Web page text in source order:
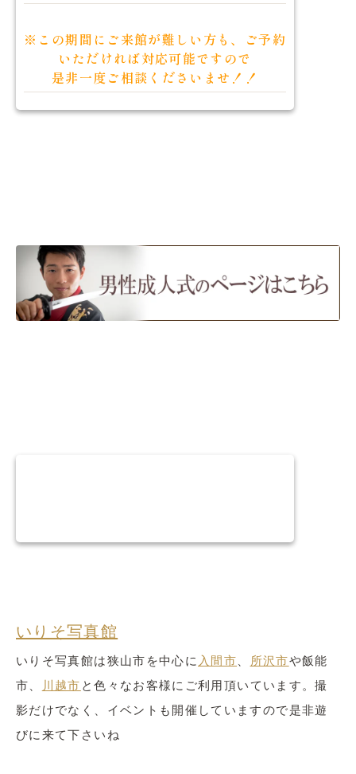
※この期間にご来館が難しい方も、ご予約
いただければ対応可能ですので
是非一度ご相談くださいませ！！
いりそ写真館
いりそ写真館は狭山市を中心に 入間市、 所沢市や飯能
市、
川越市 と色々なお客様にご利用頂いています。撮
影だけでなく、イベントも開催していますので是非遊
びに来て下さいね